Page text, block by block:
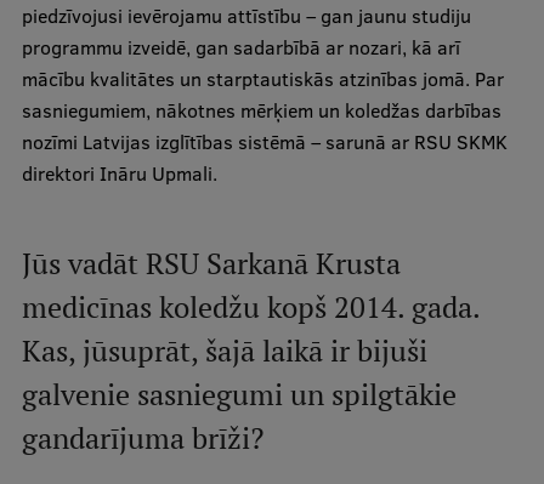
Muzeji un ekspozīcijas
Ģerbonis
Projekti
Reitingi
Ilgtspējīga attīstība
Studiju un vides pieejamība
Dati par 2025. gadu
Suvenīri un grāmatas
piedzīvojusi ievērojamu attīstību – gan jaunu studiju
programmu izveidē, gan sadarbībā ar nozari, kā arī
mācību kvalitātes un starptautiskās atzinības jomā. Par
sasniegumiem, nākotnes mērķiem un koledžas darbības
nozīmi Latvijas izglītības sistēmā – sarunā ar RSU SKMK
direktori Ināru Upmali.
Jūs vadāt RSU Sarkanā Krusta
medicīnas koledžu kopš 2014. gada.
Kas, jūsuprāt, šajā laikā ir bijuši
galvenie sasniegumi un spilgtākie
gandarījuma brīži?